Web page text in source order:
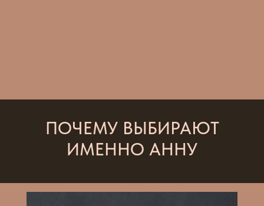
ПОЧЕМУ ВЫБИРАЮТ
ИМЕННО АННУ